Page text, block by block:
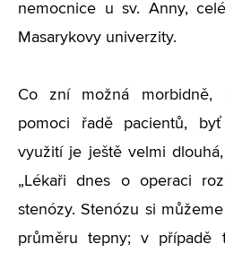
nemocnice u sv. Anny,
Masarykovy univerzity.
Co zní možná morbidně,
pomoci řadě pacientů,
využití je ještě velmi
„Lékaři dnes o operaci
stenózy. Stenózu si
průměru tepny; v případě